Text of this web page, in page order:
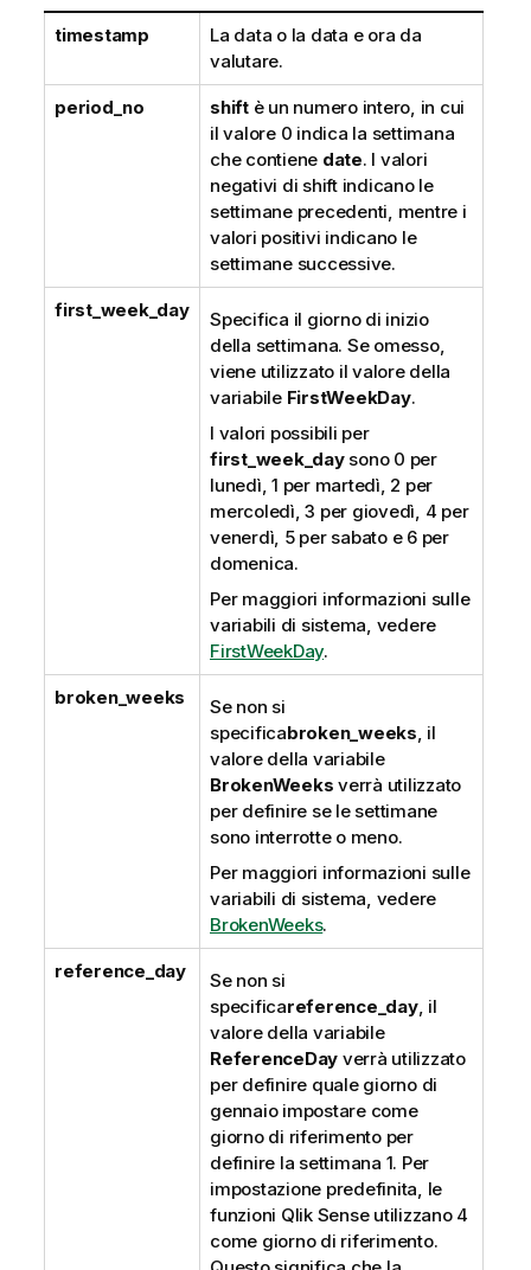
timestamp
La data o la data e ora da
valutare.
period_no shiftè un numero intero, in cui
il valore 0 indica la settimana
che contiene date. I valori
negativi di shift indicano le
settimane precedenti, mentre i
valori positivi indicano le
settimane successive.
first_week_day
Specifica il giorno di inizio
della settimana. Se omesso,
viene utilizzato il valore della
variabile FirstWeekDay.
I valori possibili per
first_week_daysono 0 per
lunedì, 1 per martedì, 2 per
mercoledì, 3 per giovedì, 4 per
venerdì, 5 per sabato e 6 per
domenica.
Per maggiori informazioni sulle
variabili di sistema, vedere
FirstWeekDay.
broken_weeks
Se non si
specificabroken_weeks , il
valore della variabile
BrokenWeeks verrà utilizzato
per definire se le settimane
sono interrotte o meno.
Per maggiori informazioni sulle
variabili di sistema, vedere
BrokenWeeks.
reference_day
Se non si
specificareference_day, il
valore della variabile
ReferenceDay verrà utilizzato
per definire quale giorno di
gennaio impostare come
giorno di riferimento per
definire la settimana 1. Per
impostazione predefinita, le
funzioni Qlik Senseutilizzano 4
come giorno di riferimento.